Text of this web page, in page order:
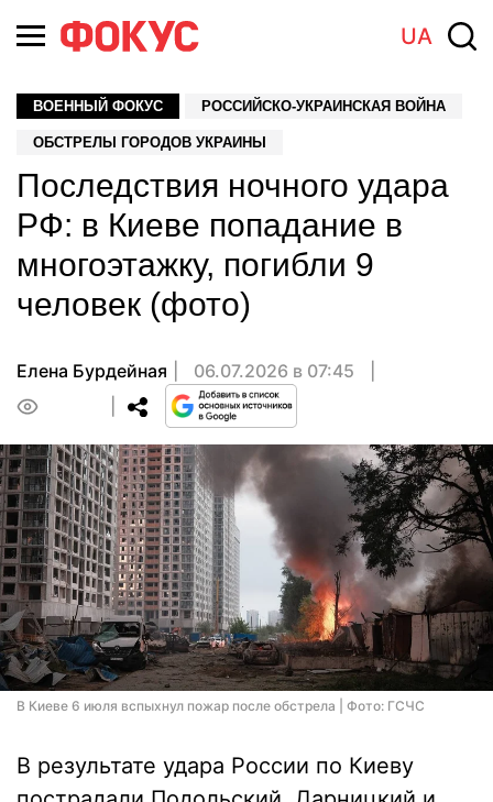
UA
ВОЕННЫЙ ФОКУС РОССИЙСКО-УКРАИНСКАЯ ВОЙНА
ОБСТРЕЛЫ ГОРОДОВ УКРАИНЫ
Последствия ночного удара
РФ: в Киеве попадание в
многоэтажку, погибли 9
человек (фото)
Елена Бурдейная
06.07.2026 в 07:45
В Киеве 6 июля вспыхнул пожар после обстрела | Фото: ГСЧС
В результате удара России по Киеву